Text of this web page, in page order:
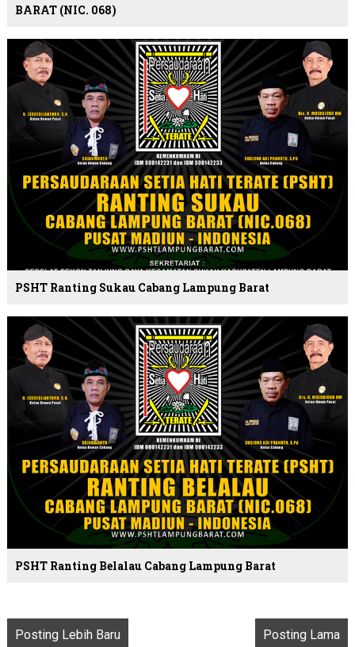
BARAT (NIC. 068)
PSHT Ranting Sukau Cabang Lampung Barat
PSHT Ranting Belalau Cabang Lampung Barat
Posting Lebih Baru Posting Lama